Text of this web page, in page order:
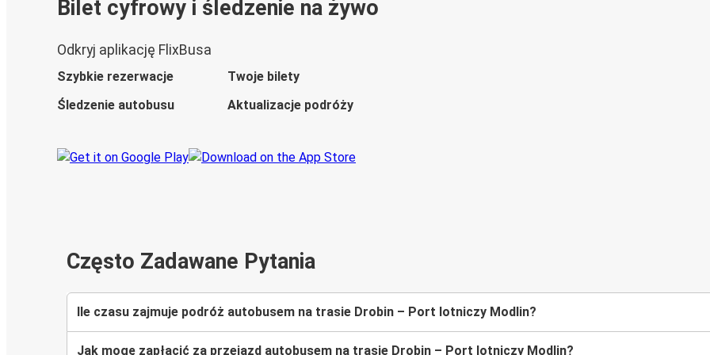
Bilet cyfrowy i śledzenie na żywo
Odkryj aplikację FlixBusa
Szybkie rezerwacje
Twoje bilety
Śledzenie autobusu
Aktualizacje podróży
Często Zadawane Pytania
Ile czasu zajmuje podróż autobusem na trasie Drobin – Port lotniczy Modlin?
Jak mogę zapłacić za przejazd autobusem na trasie Drobin – Port lotniczy Modlin?